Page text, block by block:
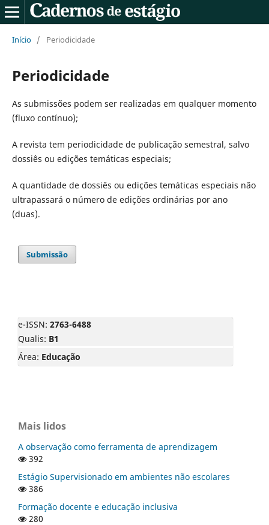
Início / Periodicidade
Periodicidade
As submissões podem ser realizadas em qualquer momento
(fluxo contínuo);
A revista tem periodicidade de publicação semestral, salvo
dossiês ou edições temáticas especiais;
A quantidade de dossiês ou edições temáticas especiais não
ultrapassará o número de edições ordinárias por ano
(duas).
Submissão
e-ISSN: 2763-6488
Qualis: B1
Área: Educação
Mais lidos
A observação como ferramenta de aprendizagem
392
Estágio Supervisionado em ambientes não escolares
386
Formação docente e educação inclusiva
280